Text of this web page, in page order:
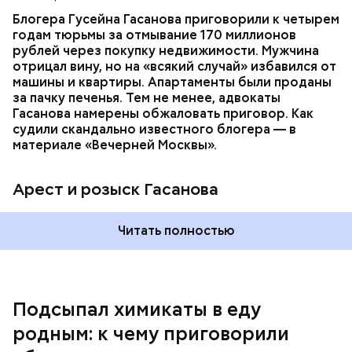
Блогера Гусейна Гасанова приговорили к четырем
годам тюрьмы за отмывание 170 миллионов
рублей через покупку недвижимости. Мужчина
отрицал вину, но на «всякий случай» избавился от
машины и квартиры. Апартаменты были проданы
за пачку печенья. Тем не менее, адвокаты
Гасанова намерены обжаловать приговор. Как
судили скандально известного блогера — в
материале «Вечерней Москвы».
Арест и розыск Гасанова
Читать полностью
Подсыпал химикаты в еду
родным: к чему приговорили
Началось расследование. В квартире потерпевших
Также отравленную пищу ела его младшая сестра.
только отчима. Тогда следователи посчитали, что
мотивом преступления была квартира родителей,
которая в случае их смерти перешла бы сыну. Но
спустя несколько дней Миссюра заявил, что ранее
уже травил других людей.